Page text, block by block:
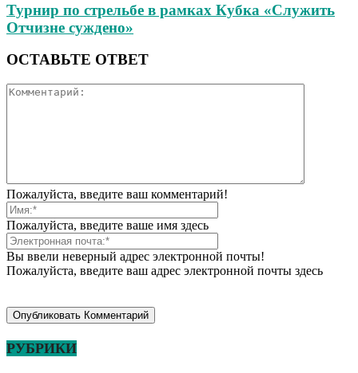
Турнир по стрельбе в рамках Кубка «Служить
Отчизне суждено»
ОСТАВЬТЕ ОТВЕТ
Пожалуйста, введите ваш комментарий!
Пожалуйста, введите ваше имя здесь
Вы ввели неверный адрес электронной почты!
Пожалуйста, введите ваш адрес электронной почты здесь
РУБРИКИ